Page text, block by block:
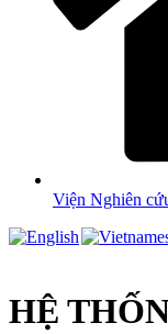
Viện Nghiên
HỆ